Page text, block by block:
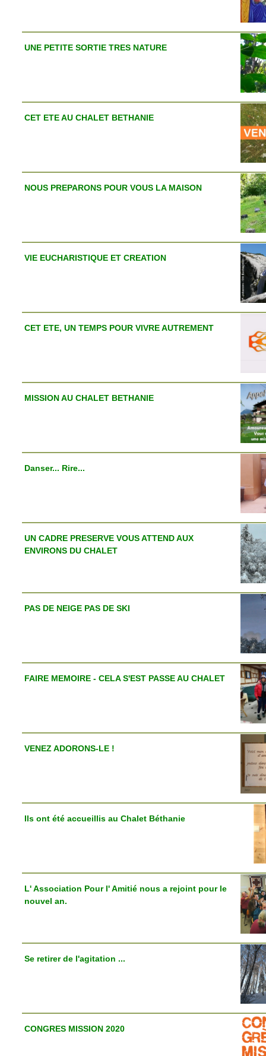
UNE PETITE SORTIE TRES NATURE
CET ETE AU CHALET BETHANIE
NOUS PREPARONS POUR VOUS LA MAISON
VIE EUCHARISTIQUE ET CREATION
CET ETE, UN TEMPS POUR VIVRE AUTREMENT
MISSION AU CHALET BETHANIE
Danser... Rire...
UN CADRE PRESERVE VOUS ATTEND AUX
ENVIRONS DU CHALET
PAS DE NEIGE PAS DE SKI
FAIRE MEMOIRE - CELA S'EST PASSE AU CHALET
VENEZ ADORONS-LE !
Ils ont été accueillis au Chalet Béthanie
L' Association Pour l' Amitié nous a rejoint pour le
nouvel an.
Se retirer de l'agitation ...
CONGRES MISSION 2020